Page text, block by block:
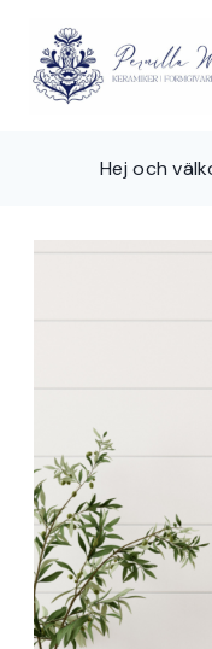
content
Hej och